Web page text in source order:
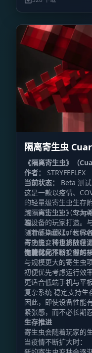
隔离寄生虫
《隔离寄生虫》（
作者：
STRYFEFLEX
当前状态：
Beta 测
这是一款以疫情、
的轻量级寄生虫生存
跑：寄生虫》（
验。
《隔离寄生虫》专为
端设备的玩家打造。
（The Dark
与功能，将重点放在
步进化、不断扩散的
随着感染蔓延，世界
寄生虫变种也将陆续
随着时间推移变得越
性能优化
与规模更大的寄生虫
初便优先考虑运行效率
更适合低端手机与平
复杂系统 稳定支持生
因此，即使设备性能
紧张感，而不必长期
生存推进
寄生虫会随着玩家的
当疫情不断扩大时：